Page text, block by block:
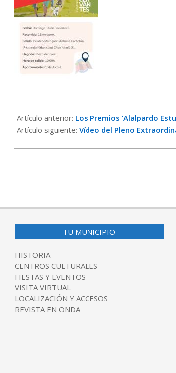
11-
14
Artículo anterior: Los Premios ‘Alalpardo
Artículo siguiente: Vídeo del Pleno
TU MUNICIPIO
HISTORIA
CENTROS CULTURALES
FIESTAS Y EVENTOS
VISITA VIRTUAL
LOCALIZACIÓN Y ACCESOS
REVISTA EN ONDA